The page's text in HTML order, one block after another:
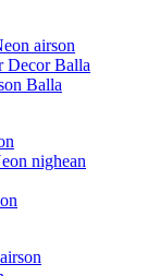
Balla